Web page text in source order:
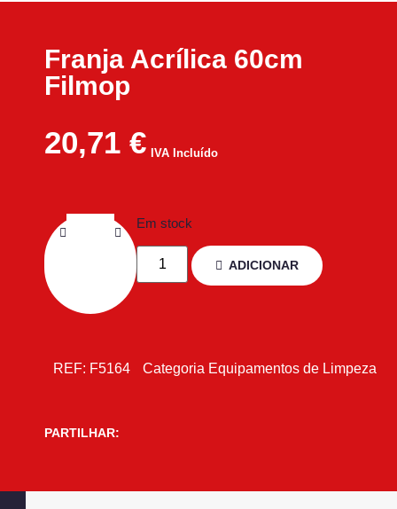
Franja Acrílica 60cm
Filmop
20,71 € IVA Incluído
Em stock
ADICIONAR
REF: F5164 Categoria Equipamentos de Limpeza
PARTILHAR: